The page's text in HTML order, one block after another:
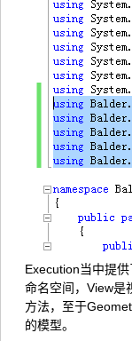
Execution当中提
命名空间，View是
方法，至于
的模型。